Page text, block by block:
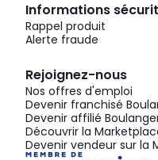
Informations
Rappel produit
Alerte fraude
Rejoignez-nous
Nos offres d'emploi
Devenir franchisé
Devenir affilié
Découvrir la
Devenir vendeur sur la